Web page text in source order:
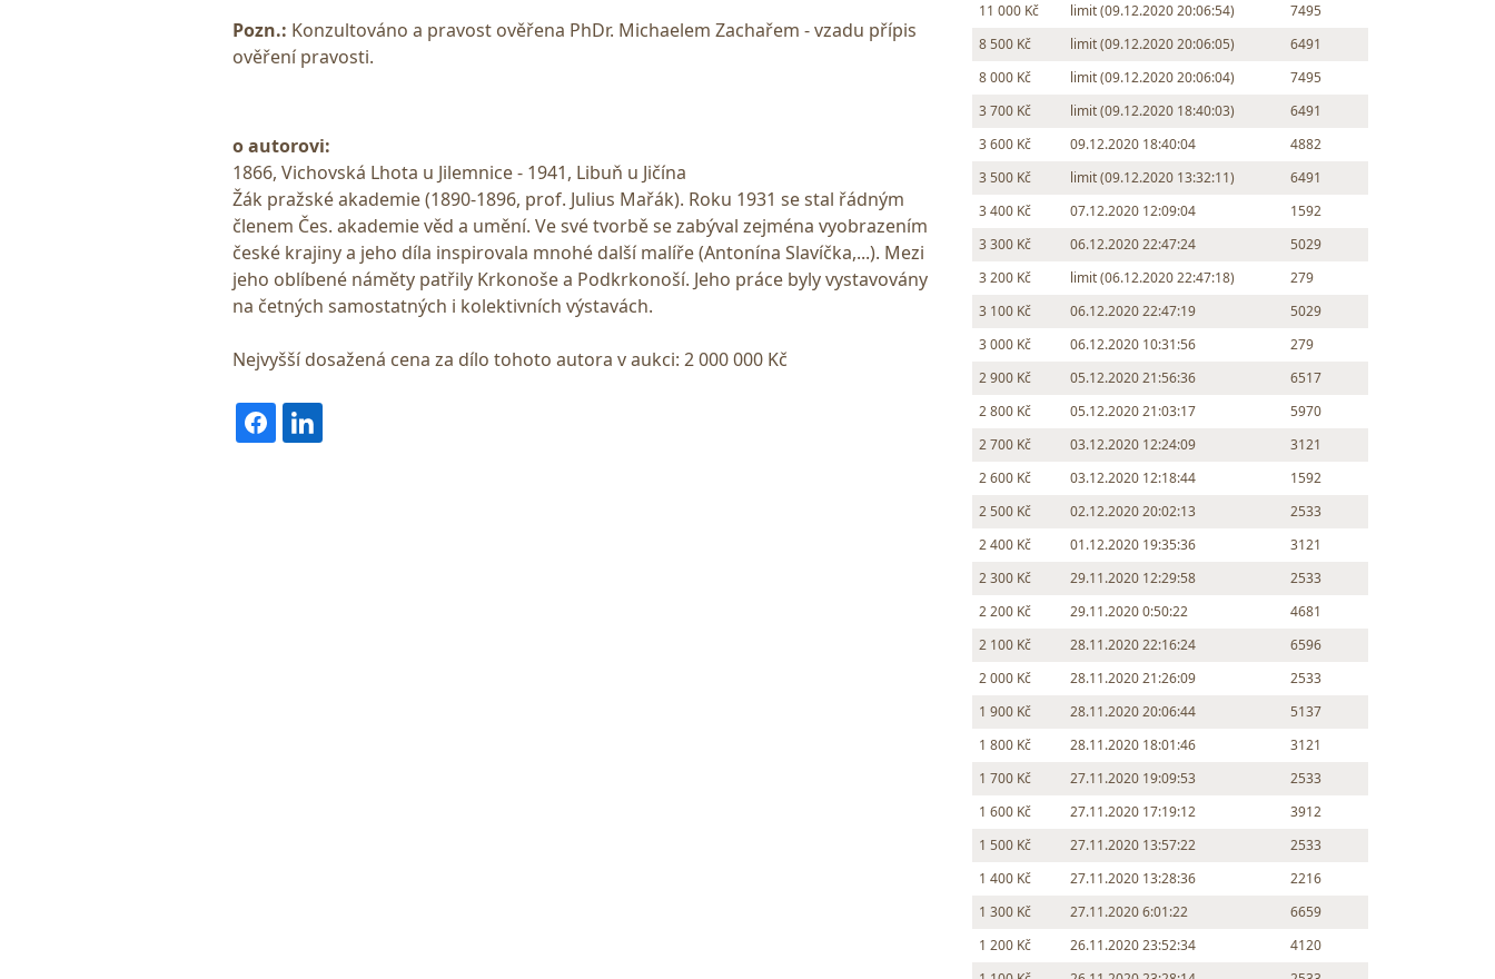
Pozn.: Konzultováno a pravost ověřena PhDr. Michaelem Zachařem - vzadu přípis
ověření pravosti.
o autorovi:
1866, Vichovská Lhota u Jilemnice - 1941, Libuň u Jičína
Žák pražské akademie (1890-1896, prof. Julius Mařák). Roku 1931 se stal řádným
členem Čes. akademie věd a umění. Ve své tvorbě se zabýval zejména vyobrazením
české krajiny a jeho díla inspirovala mnohé další malíře (Antonína Slavíčka,...). Mezi
jeho oblíbené náměty patřily Krkonoše a Podkrkonoší. Jeho práce byly vystavovány
na četných samostatných i kolektivních výstavách.
Nejvyšší dosažená cena za dílo tohoto autora v aukci: 2 000 000 Kč
11 000 Kč
limit (09.12.2020 20:06:54)
7495
8 500 Kč
limit (09.12.2020 20:06:05)
6491
8 000 Kč
limit (09.12.2020 20:06:04)
7495
3 700 Kč
limit (09.12.2020 18:40:03)
6491
3 600 Kč
09.12.2020 18:40:04
4882
3 500 Kč
limit (09.12.2020 13:32:11)
6491
3 400 Kč
07.12.2020 12:09:04
1592
3 300 Kč
06.12.2020 22:47:24
5029
3 200 Kč
limit (06.12.2020 22:47:18)
279
3 100 Kč
06.12.2020 22:47:19
5029
3 000 Kč
06.12.2020 10:31:56
279
2 900 Kč
05.12.2020 21:56:36
6517
2 800 Kč
05.12.2020 21:03:17
5970
2 700 Kč
03.12.2020 12:24:09
3121
2 600 Kč
03.12.2020 12:18:44
1592
2 500 Kč
02.12.2020 20:02:13
2533
2 400 Kč
01.12.2020 19:35:36
3121
2 300 Kč
29.11.2020 12:29:58
2533
2 200 Kč
29.11.2020 0:50:22
4681
2 100 Kč
28.11.2020 22:16:24
6596
2 000 Kč
28.11.2020 21:26:09
2533
1 900 Kč
28.11.2020 20:06:44
5137
1 800 Kč
28.11.2020 18:01:46
3121
1 700 Kč
27.11.2020 19:09:53
2533
1 600 Kč
27.11.2020 17:19:12
3912
1 500 Kč
27.11.2020 13:57:22
2533
1 400 Kč
27.11.2020 13:28:36
2216
1 300 Kč
27.11.2020 6:01:22
6659
1 200 Kč
26.11.2020 23:52:34
4120